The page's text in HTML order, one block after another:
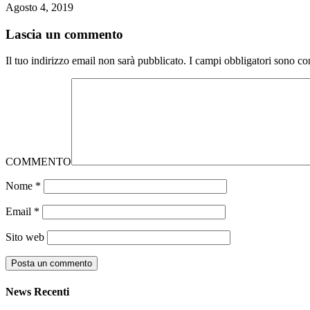
Agosto 4, 2019
Lascia un commento
Il tuo indirizzo email non sarà pubblicato. I campi obbligatori sono
COMMENTO
Nome *
Email *
Sito web
News Recenti